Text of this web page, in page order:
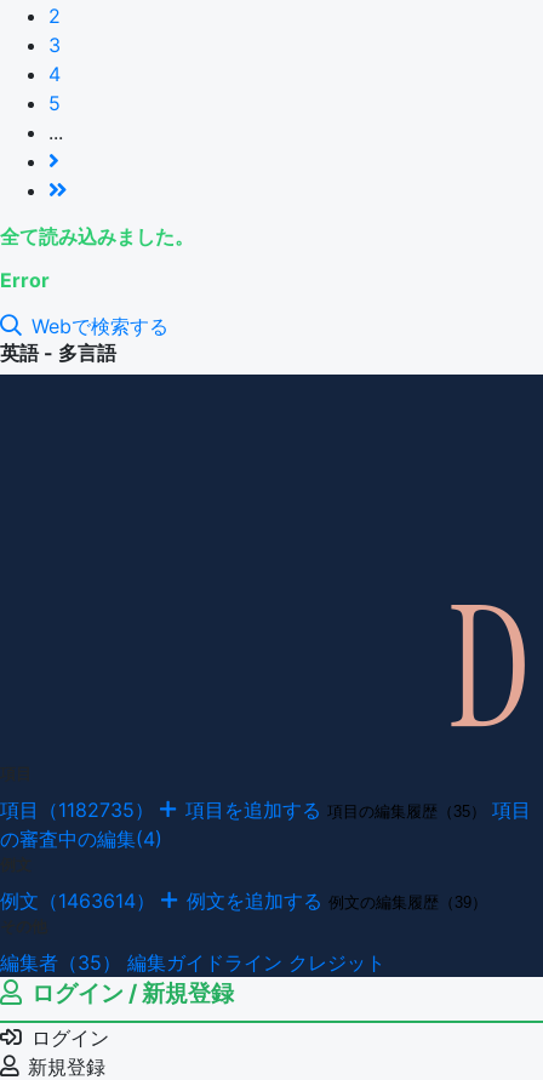
2
3
4
5
...
全て読み込みました。
Error
Webで検索する
英語 - 多言語
項目（1182735） 項目を追加する 項目の編集履歴（35）
項目
の審査中の編集(4)
例文（1463614） 例文を追加する 例文の編集履歴（39）
編集者（35） 編集ガイドライン クレジット
ログイン / 新規登録
ログイン
新規登録